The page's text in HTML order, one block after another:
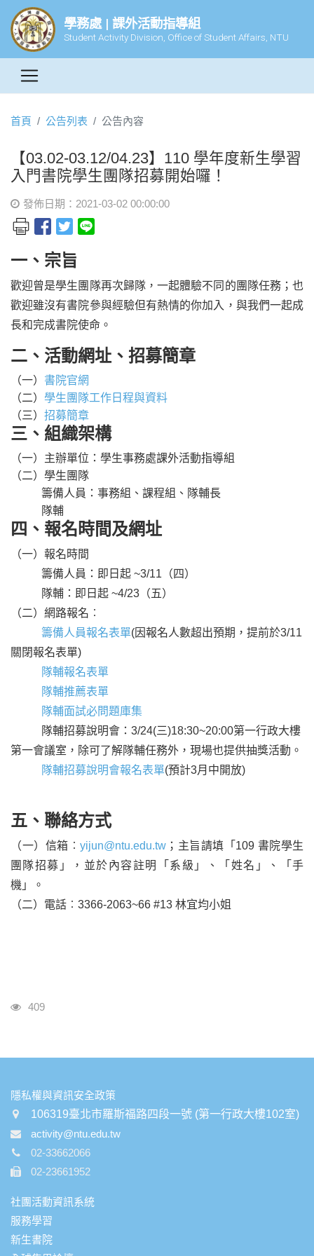
學務處 | 課外活動指導組
Student Activity Division, Office of Student Affairs, NTU
首頁 公告列表 公告內容
【03.02-03.12/04.23】110 學年度新生學習
入門書院學生團隊招募開始囉！
發佈日期：2021-03-02 00:00:00
一、宗旨
歡迎曾是學生團隊再次歸隊，一起體驗不同的團隊任務；也
歡迎雖沒有書院參與經驗但有熱情的你加入，與我們一起成
長和完成書院使命。
二、活動網址、招募簡章
（一） 書院官網
（二） 學生團隊工作日程與資料
（三） 招募簡章
三、組織架構
（一）主辦單位：學生事務處課外活動指導組
（二）學生團隊
籌備人員 ：事務組、課程組、隊輔長
隊輔
四、報名時間及網址
（一）報名時間
籌備人員：即日起 ~3/11（四）
隊輔：即日起 ~4/23（五）
（二）網路報名︰
籌備人員報名表單(因報名人數超出預期，提前於3/11
關閉報名表單)
隊輔報名表單
隊輔推薦表單
隊輔面試必問題庫集
隊輔招募說明會：3/24(三)18:30~20:00第一行政大樓
第一會議室，除可了解隊輔任務外，現場也提供抽獎活動。
隊輔招募說明會報名表單(預計3月中開放)
五、聯絡方式
（一）信箱︰ yijun@ntu.edu.tw ；主旨請填「109 書院學生
團隊招募」，並於內容註明「系級」、「姓名」、「手
機」。
（二）電話︰3366-2063~66 #13 林宜均小姐
瀏覽人次
409
:::
隱私權與資訊安全政策
106319臺北市羅斯福路四段一號 (第一行政大樓102室)
activity@ntu.edu.tw
02-33662066
02-23661952
社團活動資訊系統
服務學習
新生書院